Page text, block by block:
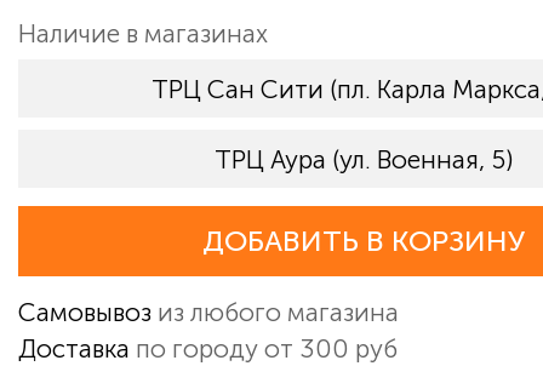
Наличие в магазинах
ТРЦ Сан Сити (пл. Карла
ТРЦ Аура (ул. Военная, 5)
ДОБАВИТЬ В КОРЗИНУ
Самовывоз из любого магазина
Доставка по городу от 300 руб